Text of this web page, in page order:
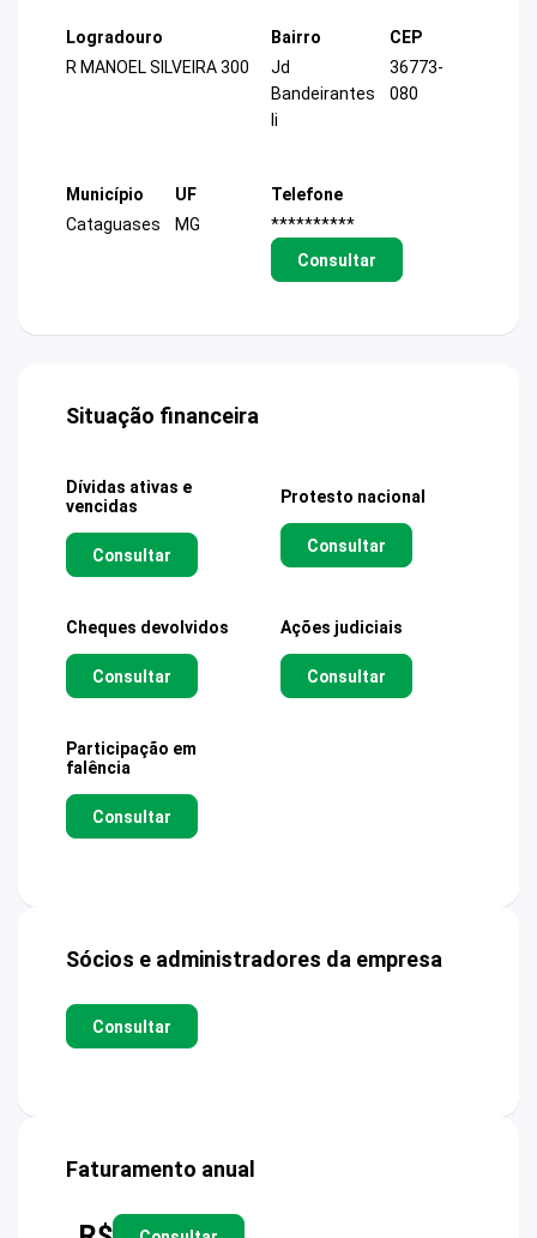
Logradouro
R MANOEL SILVEIRA 300
Bairro
Jd
Bandeirantes
Ii
CEP
36773-
080
Município
Cataguases
UF
MG
Telefone
**********
Consultar
Situação financeira
Dívidas ativas e
vencidas
Consultar
Protesto nacional
Consultar
Cheques devolvidos
Consultar
Ações judiciais
Consultar
Participação em
falência
Consultar
Sócios e administradores da empresa
Consultar
Faturamento anual